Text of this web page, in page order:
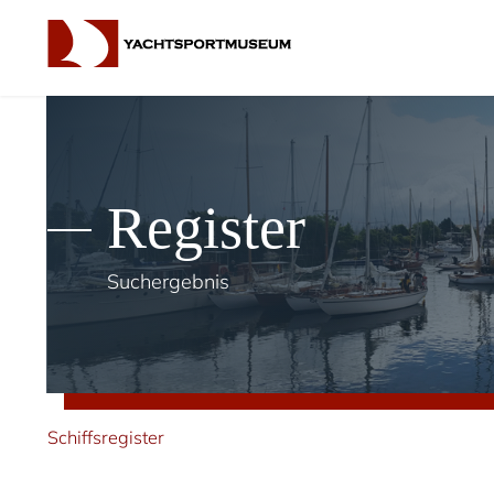
Register
Suchergebnis
Schiffsregister